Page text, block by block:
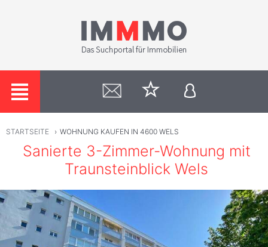
STARTSEITE › WOHNUNG KAUFEN IN 4600 WELS
Sanierte 3-Zimmer-Wohnung mit
Traunsteinblick Wels